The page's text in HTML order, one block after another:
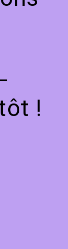
!